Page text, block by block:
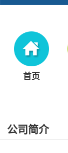
首页
公司简介